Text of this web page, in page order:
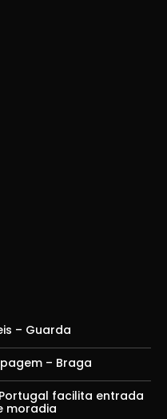
– Guarda
– Braga
facilita entrada
moradia